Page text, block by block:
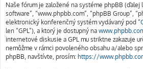
Naše fórum je založené na systéme phpBB (ďalej
software”, “www.phpbb.com”, “phpBB Group”,
elektronický konferenčný systém vydávaný pod “
len “GPL”), a ktorý je dostupný na
internetové diskusie a GPL mu striktne zakazuje
nemôžme v rámci povoleného obsahu a/alebo
phpBB, navštívte, prosím: https://